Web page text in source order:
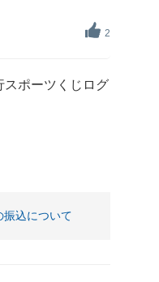
2
スポーツくじログ
振込について